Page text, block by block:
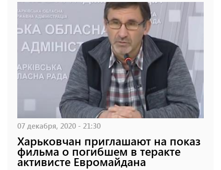
07 декабря, 2020 - 21:30
Харьковчан приглашают на показ
фильма о погибшем в теракте
активисте Евромайдана